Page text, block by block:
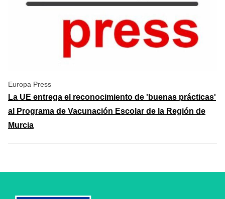
Europa Press
La UE entrega el reconocimiento de 'buenas prácticas'
al Programa de Vacunación Escolar de la Región de
Murcia